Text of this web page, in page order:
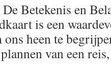
Betekenis en
is een
heen te
van een